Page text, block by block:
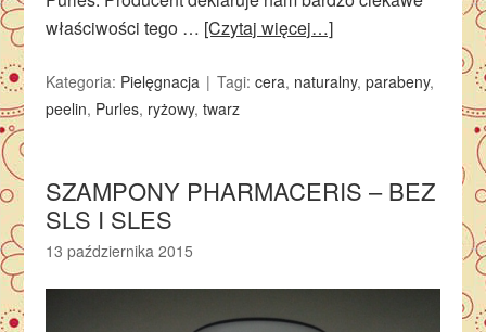
właściwości tego … [Czytaj więcej…]
Kategoria: Pielęgnacja Tagi:cera, naturalny,parabeny,
peelin, Purles, ryżowy,twarz
SZAMPONY PHARMACERIS – BEZ
SLS I SLES
13 października 2015